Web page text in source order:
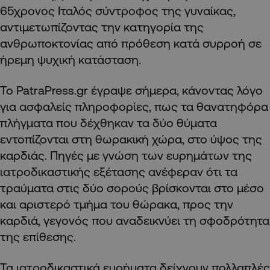
65χρονος Ιταλός σύντροφος της γυναίκας,
αντιμετωπίζοντας την κατηγορία της
ανθρωποκτονίας από πρόθεση κατά συρροή σε
ήρεμη ψυχική κατάσταση.
Το PatraPress.gr έγραψε σήμερα, κάνοντας λόγο
για ασφαλείς πληροφορίες, πως τα θανατηφόρα
πλήγματα που δέχθηκαν τα δύο θύματα
εντοπίζονται στη θωρακική χώρα, στο ύψος της
καρδιάς. Πηγές με γνώση των ευρημάτων της
ιατροδικαστικής εξέτασης ανέφεραν ότι τα
τραύματα στις δύο σορούς βρίσκονται στο μέσο
και αριστερό τμήμα του θώρακα, προς την
καρδιά, γεγονός που αναδεικνύει τη σφοδρότητα
της επίθεσης.
Τα ιατροδικαστικά ευρήματα δείχνουν πολλαπλές